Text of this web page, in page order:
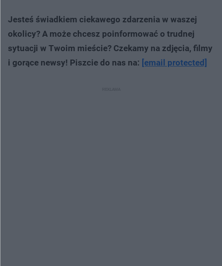
Jesteś świadkiem ciekawego zdarzenia w waszej
okolicy? A może chcesz poinformować o trudnej
sytuacji w Twoim mieście? Czekamy na zdjęcia, filmy
i gorące newsy! Piszcie do nas na: [email protected]